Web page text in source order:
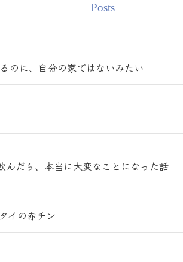
Posts
のに、自分の家ではないみたい
んだら、本当に大変なことになった話
イの赤チン